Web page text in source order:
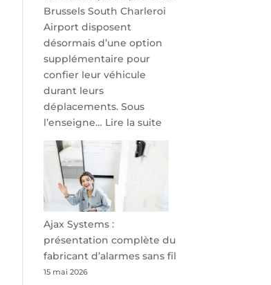
Brussels South Charleroi
Airport disposent
désormais d’une option
supplémentaire pour
confier leur véhicule
durant leurs
déplacements. Sous
l’enseigne… Lire la suite
Park
redessine
Ajax Systems :
présentation complète du
fabricant d’alarmes sans fil
15 mai 2026